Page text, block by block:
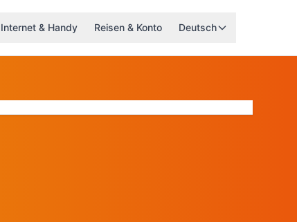
Internet & Handy Reisen & Konto Deutsch